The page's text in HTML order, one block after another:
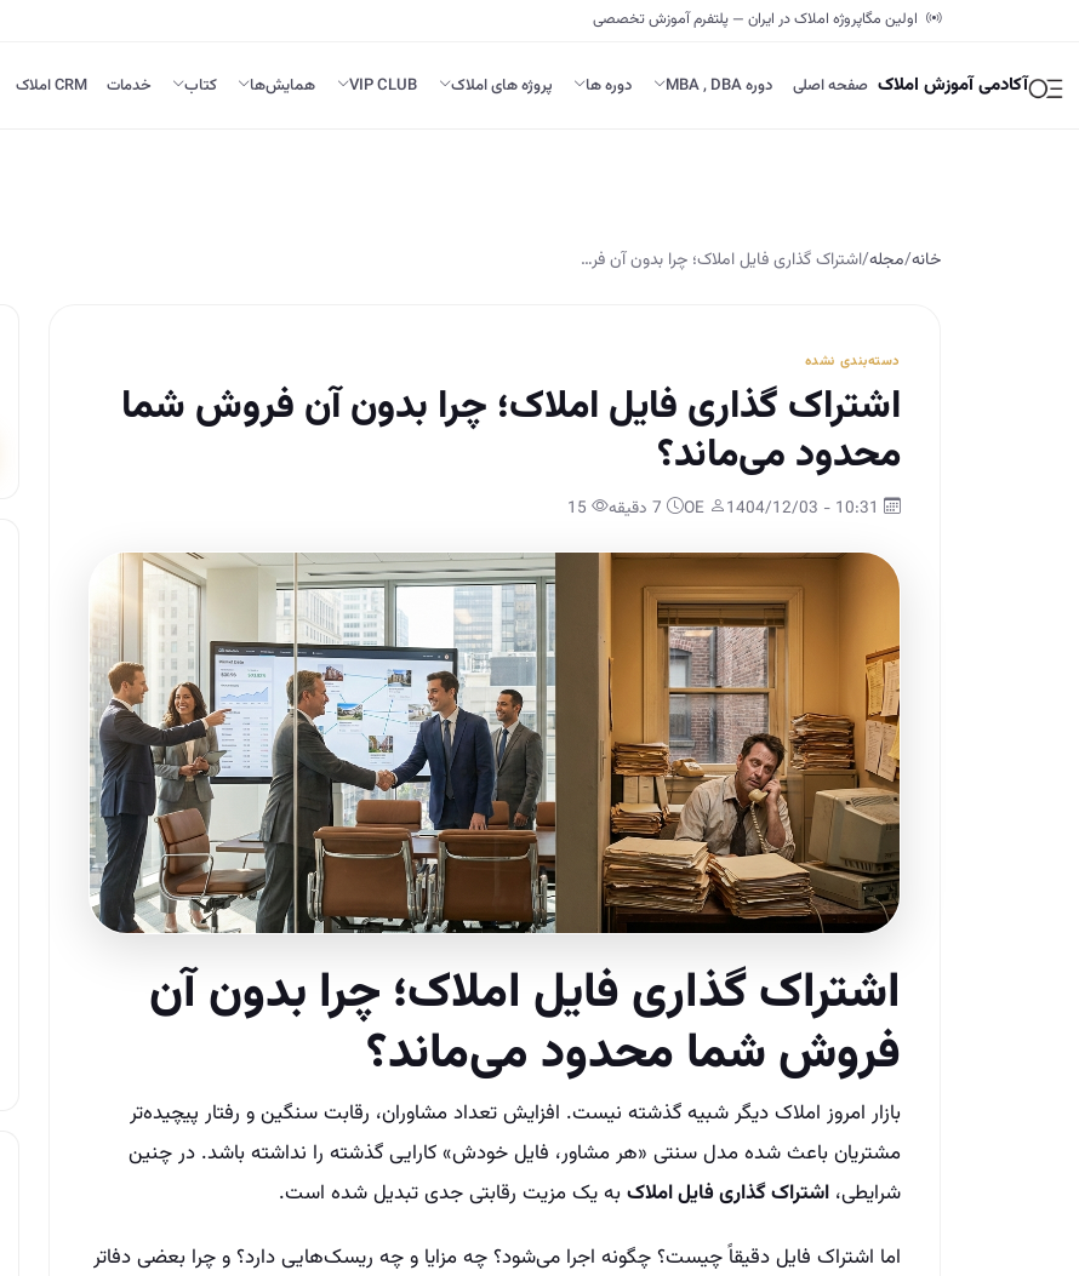
اولین مگاپروژه املاک در ایران — پلتفرم آموزش تخصصی
آکادمی آموزش املاک صفحه اصلی دوره MBA , DBA دوره ها پروژه های املاک VIP CLUB همایش‌ها کتاب خدمات CRM املاک
خانه/مجله/اشتراک گذاری فایل املاک؛ چرا بدون آن فر…
دسته‌بندی نشده
اشتراک گذاری فایل املاک؛ چرا بدون آن فروش شما
محدود می‌ماند؟
اشتراک گذاری فایل املاک؛ چرا بدون آن
فروش شما محدود می‌ماند؟
بازار امروز املاک دیگر شبیه گذشته نیست. افزایش تعداد مشاوران، رقابت سنگین و رفتار پیچیده‌تر
مشتریان باعث شده مدل سنتی «هر مشاور، فایل خودش» کارایی گذشته را نداشته باشد. در چنین
شرایطی، اشتراک گذاری فایل املاکبه یک مزیت رقابتی جدی تبدیل شده است.
اما اشتراک فایل دقیقاً چیست؟ چگونه اجرا می‌شود؟ چه مزایا و چه ریسک‌هایی دارد؟ و چرا بعضی دفاتر